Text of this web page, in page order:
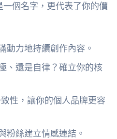
個名字，更代表了你的價
動力地持續創作內容。
、還是自律？確立你的核
性，讓你的個人品牌更容
粉絲建立情感連結。